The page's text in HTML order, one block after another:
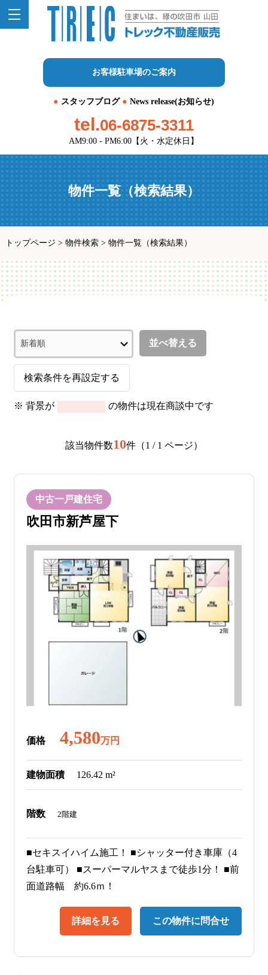
お客様駐車場のご案内
スタッフブログ News release(お知らせ)
tel.06-6875-3311
AM9:00 - PM6:00【火・水定休日】
物件一覧（検索結果）
トップページ > 物件検索> 物件一覧（検索結果）
※ 背景が の物件は現在商談中です
該当物件数10件（1 / 1 ページ）
中古一戸建住宅
吹田市新芦屋下
価格 4,580万円
建物面積 126.42 m²
階数 2階建
■セキスイハイム施工！ ■シャッター付き車庫（4
台駐車可） ■スーパーマルヤスまで徒歩1分！ ■前
面道路幅 約6.6ｍ！
詳細を見る この物件に問合せ